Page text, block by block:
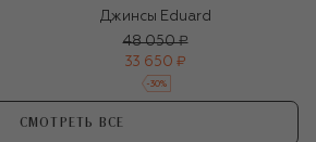
Джинсы Eduard
48 050 ₽
33 650 ₽
-30%
СМОТРЕТЬ ВСЕ